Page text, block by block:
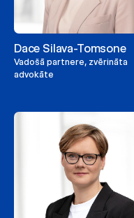
Dace Silava-Tomsone
Vadošā partnere, zvērināta
advokāte